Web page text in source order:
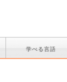
学べる言語